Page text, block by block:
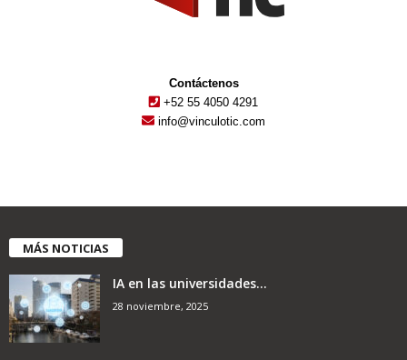
Contáctenos
+52 55 4050 4291
info@vinculotic.com
MÁS NOTICIAS
IA en las universidades...
28 noviembre, 2025